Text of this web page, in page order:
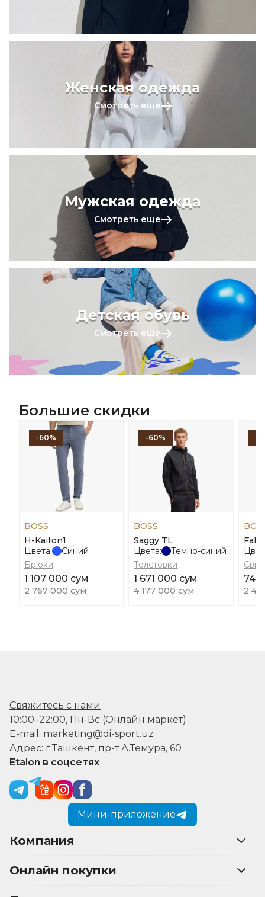
Женская одежда
Смотреть еще
Мужская одежда
Смотреть еще
Детская обувь
Смотреть еще
Большие скидки
-60%
BOSS
H-Kaiton1
Цвета:
Синий
Брюки
1 107 000 сум
2 767 000 сум
-60%
BOSS
Saggy TL
Цвета:
Темно-синий
Толстовки
1 671 000 сум
4 177 000 сум
744
2
Свяжитесь с нами
10:00–22:00, Пн-Вс (Онлайн маркет)
E-mail: marketing@di-sport.uz
Адрес: г.Ташкент, пр-т А.Темура, 60
Etalon в соцсетях
Мини-приложение
Компания
Онлайн покупки